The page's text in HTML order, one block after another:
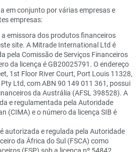
em conjunto por várias empresas e
empresas:
emissora dos produtos financeiros
site. A Mitrade International Ltd é
pela Comissão de Serviços Financeiros
da licença é GB20025791. O endereço
1st Floor River Court, Port Louis 11328,
Ltd, com ABN 90 149 011 361, possui
da Austrália (AFSL 398528). A
e regulamentada pela Autoridade
(CIMA) e o número da licença SIB é
autorizada e regulada pela Autoridade
da África do Sul (FSCA) como